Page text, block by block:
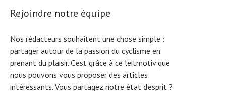
Rejoindre notre équipe
Nos rédacteurs souhaitent une chose simple :
partager autour de la passion du cyclisme en
prenant du plaisir. C'est grâce à ce leitmotiv que
nous pouvons vous proposer des articles
intéressants. Vous partagez notre état d'esprit ?